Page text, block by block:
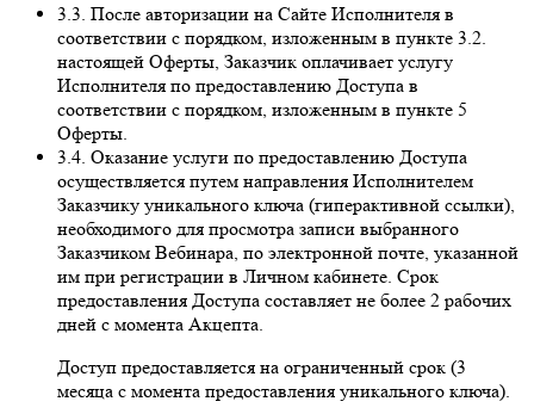
3.3. После авторизации на Сайте Исполнителя в
соответствии с порядком, изложенным в пункте 3.2.
настоящей Оферты, Заказчик оплачивает услугу
Исполнителя по предоставлению Доступа в
соответствии с порядком, изложенным в пункте 5
Оферты.
3.4. Оказание услуги по предоставлению Доступа
осуществляется путем направления Исполнителем
Заказчику уникального ключа (гиперактивной ссылки),
необходимого для просмотра записи выбранного
Заказчиком Вебинара, по электронной почте, указанной
им при регистрации в Личном кабинете. Срок
предоставления Доступа составляет не более 2 рабочих
дней с момента Акцепта.
Доступ предоставляется на ограниченный срок (3
месяца с момента предоставления уникального ключа).